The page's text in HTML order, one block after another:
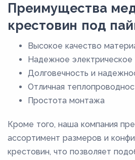
Преимущества
крестовин под
Высокое качество
Надежное электрическое
Долговечность и
Отличная
Простота монтажа
Кроме того, наша компания
ассортимент размеров и
крестовин, что позволяет